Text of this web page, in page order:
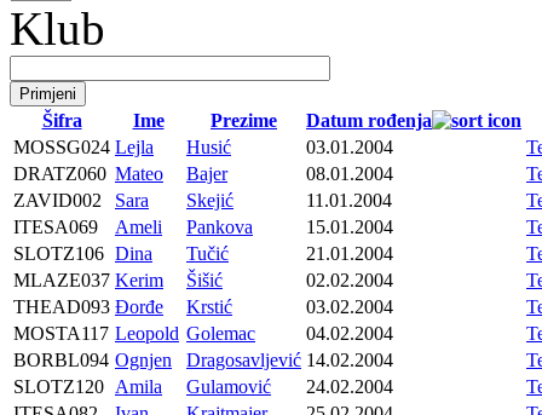
Klub
Šifra Ime Prezime
Datum rođenja
MOSSG024 Lejla Husić 03.01.2004
DRATZ060 Mateo Bajer 08.01.2004
ZAVID002
Sara Skejić 11.01.2004
ITESA069
Ameli Pankova 15.01.2004
SLOTZ106 Dina Tučić 21.01.2004
MLAZE037 Kerim Šišić 02.02.2004
THEAD093 Đorđe Krstić 03.02.2004
MOSTA117 Leopold Golemac 04.02.2004
BORBL094 Ognjen Dragosavljević 14.02.2004
SLOTZ120 Amila Gulamović 24.02.2004